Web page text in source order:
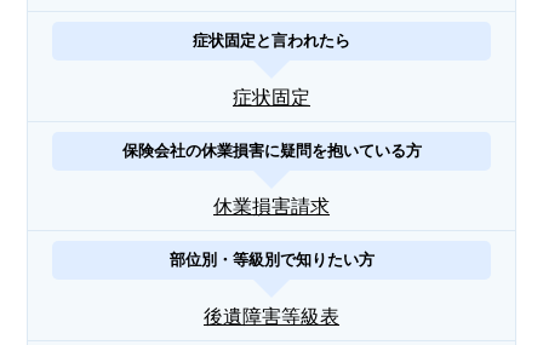
症状固定と言われたら
症状固定
保険会社の休業損害に疑問を抱いている方
休業損害請求
部位別・等級別で知りたい方
後遺障害等級表